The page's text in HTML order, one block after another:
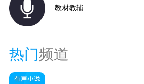
教材教辅
热门频道